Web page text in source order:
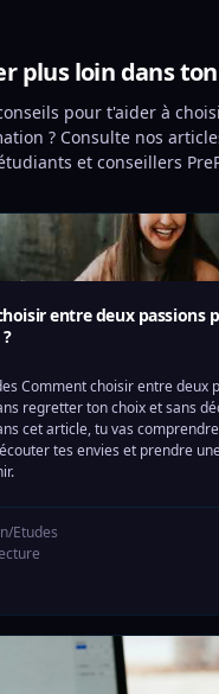
plus loin dans
pour t'aider à
? Consulte nos
et conseillers
entre deux passions
Comment choisir entre deux
regretter ton choix et sans
cet article, tu vas
tes envies et prendre
Etudes